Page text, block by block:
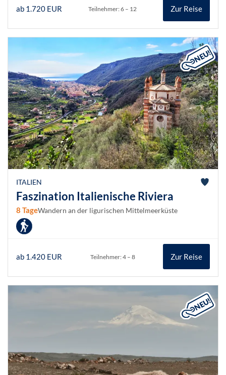
ab 1.720 EUR Teilnehmer: 6 – 12 Zur Reise
ITALIEN
Faszination Italienische Riviera
8 TageWandern an der ligurischen Mittelmeerküste
ab 1.420 EUR Teilnehmer: 4 – 8 Zur Reise